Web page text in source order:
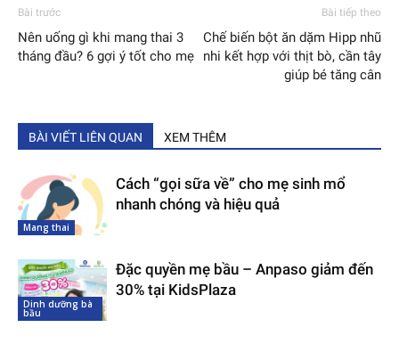
Bài trước
Nên uống gì khi mang thai 3
tháng đầu? 6 gợi ý tốt cho mẹ
Bài tiếp theo
Chế biến bột ăn dặm Hipp nhũ
nhi kết hợp với thịt bò, cần tây
giúp bé tăng cân
BÀI VIẾT LIÊN QUAN XEM THÊM
Mang thai
Cách “gọi sữa về” cho mẹ sinh mổ
nhanh chóng và hiệu quả
Dinh dưỡng bà
bầu
Đặc quyền mẹ bầu – Anpaso giảm đến
30% tại KidsPlaza